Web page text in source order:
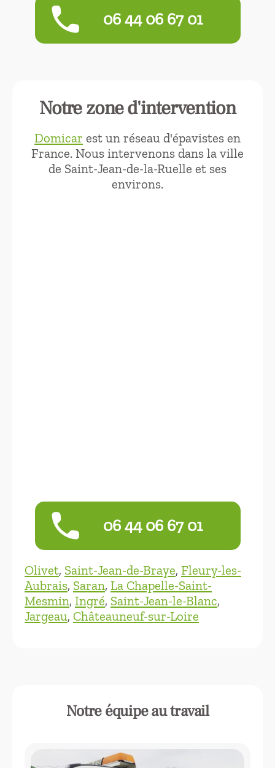
phone 06 44 06 67 01
Notre zone d'intervention
Domicar est un réseau d'épavistes en
France. Nous intervenons dans la ville
de Saint-Jean-de-la-Ruelle et ses
environs.
phone 06 44 06 67 01
Olivet, Saint-Jean-de-Braye, Fleury-les-
Aubrais, Saran, La Chapelle-Saint-
Mesmin, Ingré, Saint-Jean-le-Blanc,
Jargeau, Châteauneuf-sur-Loire
Notre équipe au travail